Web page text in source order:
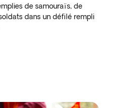
de samouraïs, de
dans un défilé rempli